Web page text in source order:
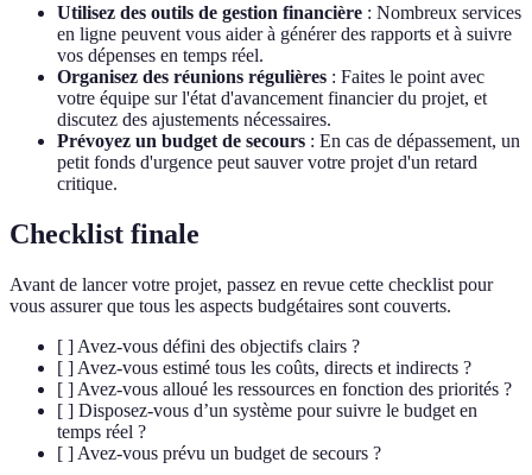
Utilisez des outils de gestion financière : Nombreux services
en ligne peuvent vous aider à générer des rapports et à suivre
vos dépenses en temps réel.
Organisez des réunions régulières : Faites le point avec
votre équipe sur l'état d'avancement financier du projet, et
discutez des ajustements nécessaires.
Prévoyez un budget de secours : En cas de dépassement, un
petit fonds d'urgence peut sauver votre projet d'un retard
critique.
Checklist finale
Avant de lancer votre projet, passez en revue cette checklist pour
vous assurer que tous les aspects budgétaires sont couverts.
[ ] Avez-vous défini des objectifs clairs ?
[ ] Avez-vous estimé tous les coûts, directs et indirects ?
[ ] Avez-vous alloué les ressources en fonction des priorités ?
[ ] Disposez-vous d’un système pour suivre le budget en
temps réel ?
[ ] Avez-vous prévu un budget de secours ?